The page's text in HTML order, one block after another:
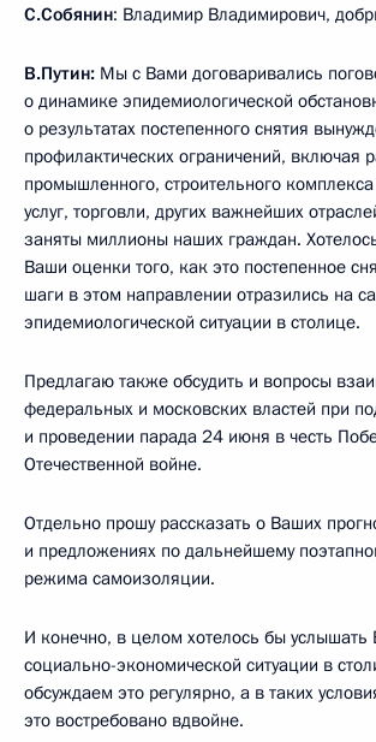
С.Собянин: Владимир Владимирович,
В.Путин: Мы с Вами договаривались
о динамике эпидемиологической
о результатах постепенного снятия
профилактических ограничений, включая
промышленного, строительного
услуг, торговли, других важнейших
заняты миллионы наших граждан.
Ваши оценки того, как это постепенное
шаги в этом направлении отразились на
эпидемиологической ситуации в столице.
Предлагаю также обсудить и вопросы
федеральных и московских властей при
и проведении парада 24 июня в честь
Отечественной войне.
Отдельно прошу рассказать о Ваших
и предложениях по дальнейшему
режима самоизоляции.
И конечно, в целом хотелось бы
социально-экономической ситуации в
обсуждаем это регулярно, а в таких
это востребовано вдвойне.